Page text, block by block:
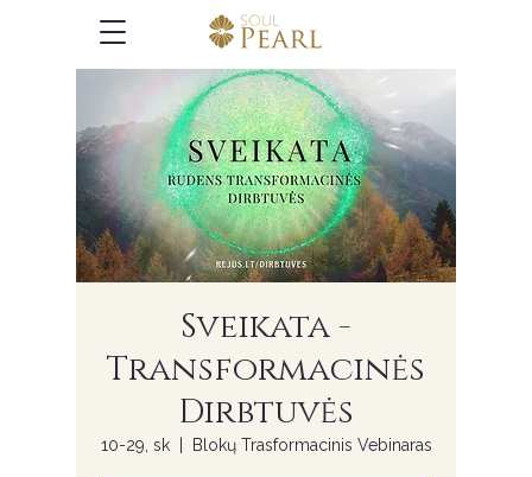
Sveikata -
Transformacinės
Dirbtuvės
10-29, sk
  |
Blokų Trasformacinis Vebinaras